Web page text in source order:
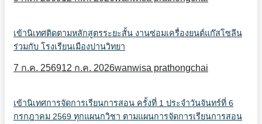
เข้านิเทศติดตามหลักสูตรระยะสั้น งานซ่อมเครื่องยนต์แก๊สโซลีน
ร่วมกับ โรงเรียนเมืองปานวิทยา
7 ก.ค. 256912 ก.ค. 2026wanwisa prathongchai
เข้านิเทศการจัดการเรียนการสอน ครั้งที่ 1 ประจำวันจันทร์ที่ 6
กรกฎาคม 2569 ทุกแผนกวิชา ตามแผนการจัดการเรียนการสอน